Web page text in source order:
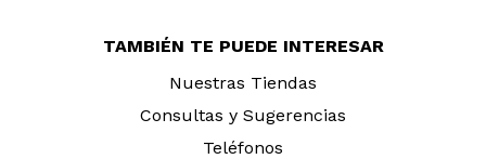
TAMBIÉN TE PUEDE INTERESAR
Nuestras Tiendas
Consultas y Sugerencias
Teléfonos